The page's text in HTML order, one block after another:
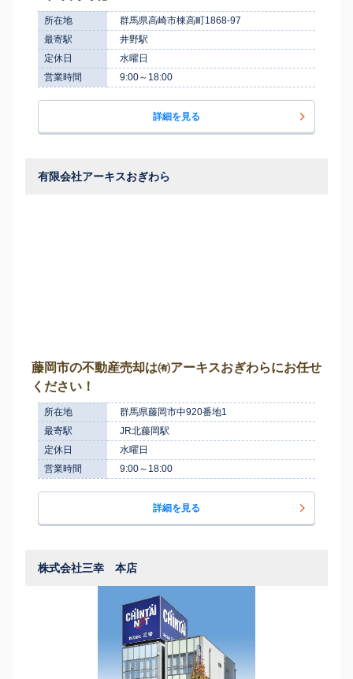
所在地
群馬県高崎市棟高町1868-97
最寄駅
井野駅
定休日
水曜日
営業時間
9:00～18:00
詳細を見る
有限会社アーキスおぎわら
藤岡市の不動産売却は㈲アーキスおぎわらにお任せ
ください！
所在地
群馬県藤岡市中920番地1
最寄駅
JR北藤岡駅
定休日
水曜日
営業時間
9:00～18:00
詳細を見る
株式会社三幸 本店